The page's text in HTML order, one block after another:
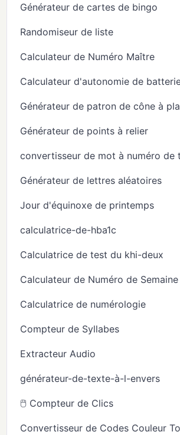
Générateur de cartes de bingo
Randomiseur de liste
Calculateur de Numéro Maître
Calculateur d'autonomie de
Générateur de patron de cône à
Générateur de points à relier
convertisseur de mot à numéro de
Générateur de lettres aléatoires
Jour d'équinoxe de printemps
calculatrice-de-hba1c
Calculatrice de test du khi-deux
Calculateur de Numéro de Semaine
Calculatrice de numérologie
Compteur de Syllabes
Extracteur Audio
générateur-de-texte-à-l-envers
🖱️ Compteur de Clics
Convertisseur de Codes Couleur